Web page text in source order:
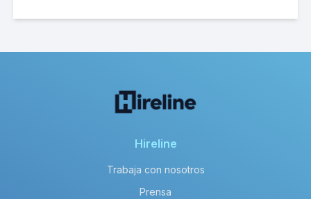
Hireline
Trabaja con nosotros
Prensa